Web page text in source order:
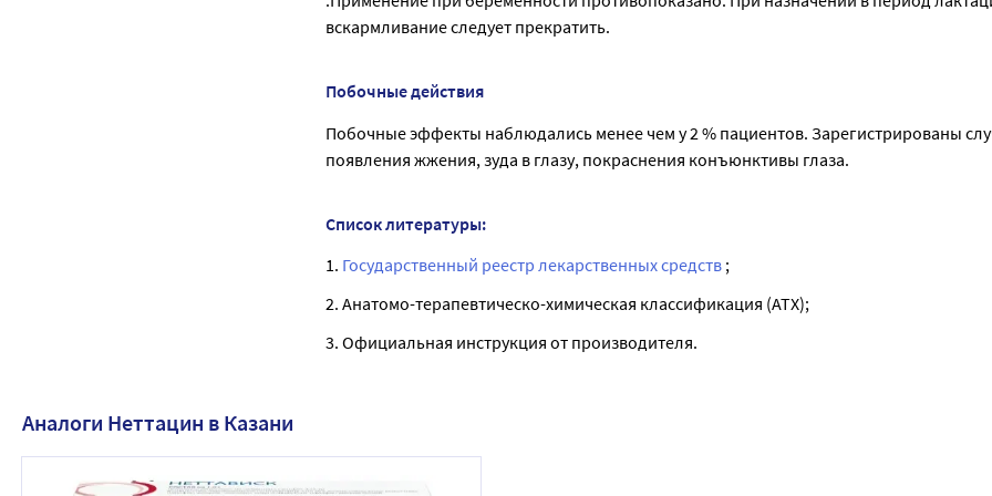
вскармливание следует прекратить.
Побочные действия
Побочные эффекты наблюдались менее чем у 2 % пациентов. Зарегистрированы
появления жжения, зуда в глазу, покраснения конъюнктивы глаза.
Список литературы:
1. Государственный реестр лекарственных средств ;
2. Анатомо-терапевтическо-химическая классификация (ATX);
3. Официальная инструкция от производителя.
Аналоги Неттацин в Казани